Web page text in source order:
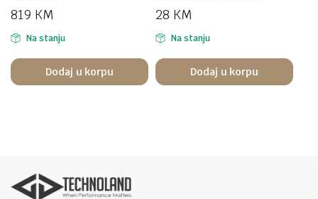
819 KM
Na stanju
Dodaj u korpu
28 KM
Na stanju
Dodaj u korpu